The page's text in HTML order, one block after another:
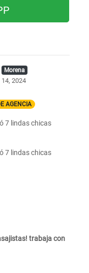
Morena
14, 2024
AGENCIA
7 lindas chicas
7 lindas chicas
trabaja con